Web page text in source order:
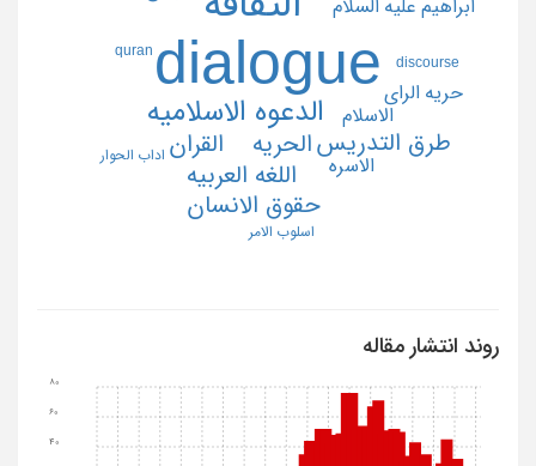
dialogue
الدعوه الاسلاميه
الحريه
القران
اللغه العربيه
حقوق الانسان
طرق التدريس
ابراهيم عليه السلام
الاسره
الاسلام
حريه الراي
discourse
quran
اداب الحوار
اسلوب الامر
روند انتشار مقاله
40
60
80